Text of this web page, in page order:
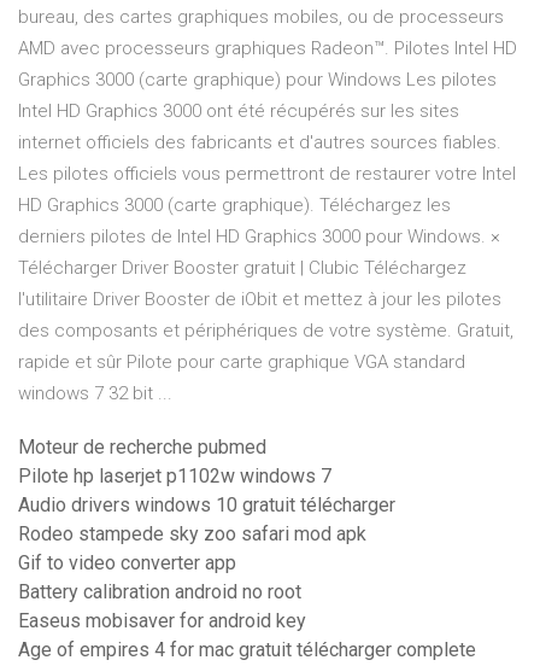
bureau, des cartes graphiques mobiles, ou de processeurs
AMD avec processeurs graphiques Radeon™. Pilotes Intel HD
Graphics 3000 (carte graphique) pour Windows Les pilotes
Intel HD Graphics 3000 ont été récupérés sur les sites
internet officiels des fabricants et d'autres sources fiables.
Les pilotes officiels vous permettront de restaurer votre Intel
HD Graphics 3000 (carte graphique). Téléchargez les
derniers pilotes de Intel HD Graphics 3000 pour Windows. ×
Télécharger Driver Booster gratuit | Clubic Téléchargez
l'utilitaire Driver Booster de iObit et mettez à jour les pilotes
des composants et périphériques de votre système. Gratuit,
rapide et sûr Pilote pour carte graphique VGA standard
windows 7 32 bit ...
Moteur de recherche pubmed
Pilote hp laserjet p1102w windows 7
Audio drivers windows 10 gratuit télécharger
Rodeo stampede sky zoo safari mod apk
Gif to video converter app
Battery calibration android no root
Easeus mobisaver for android key
Age of empires 4 for mac gratuit télécharger complete